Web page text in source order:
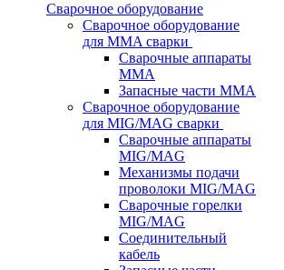
Сварочное оборудование
Сварочное оборудование
для MMA сварки
Сварочные аппараты
MMA
Запасные части MMA
Сварочное оборудование
для MIG/MAG сварки
Сварочные аппараты
MIG/MAG
Механизмы подачи
проволоки MIG/MAG
Сварочные горелки
MIG/MAG
Соединительный
кабель